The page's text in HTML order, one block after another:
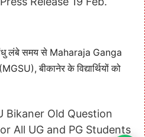
लंबे समय से Maharaja Ganga
बीकानेर के विद्यार्थियों को
Bikaner Old Question
All UG and PG Students